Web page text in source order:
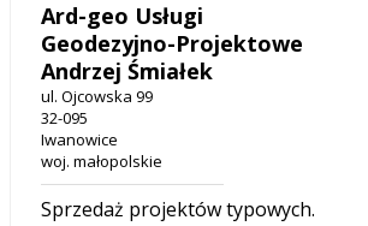
Ard-geo Usługi
Geodezyjno-Projektowe
Andrzej Śmiałek
ul. Ojcowska 99
32-095
Iwanowice
woj. małopolskie
Sprzedaż projektów typowych.